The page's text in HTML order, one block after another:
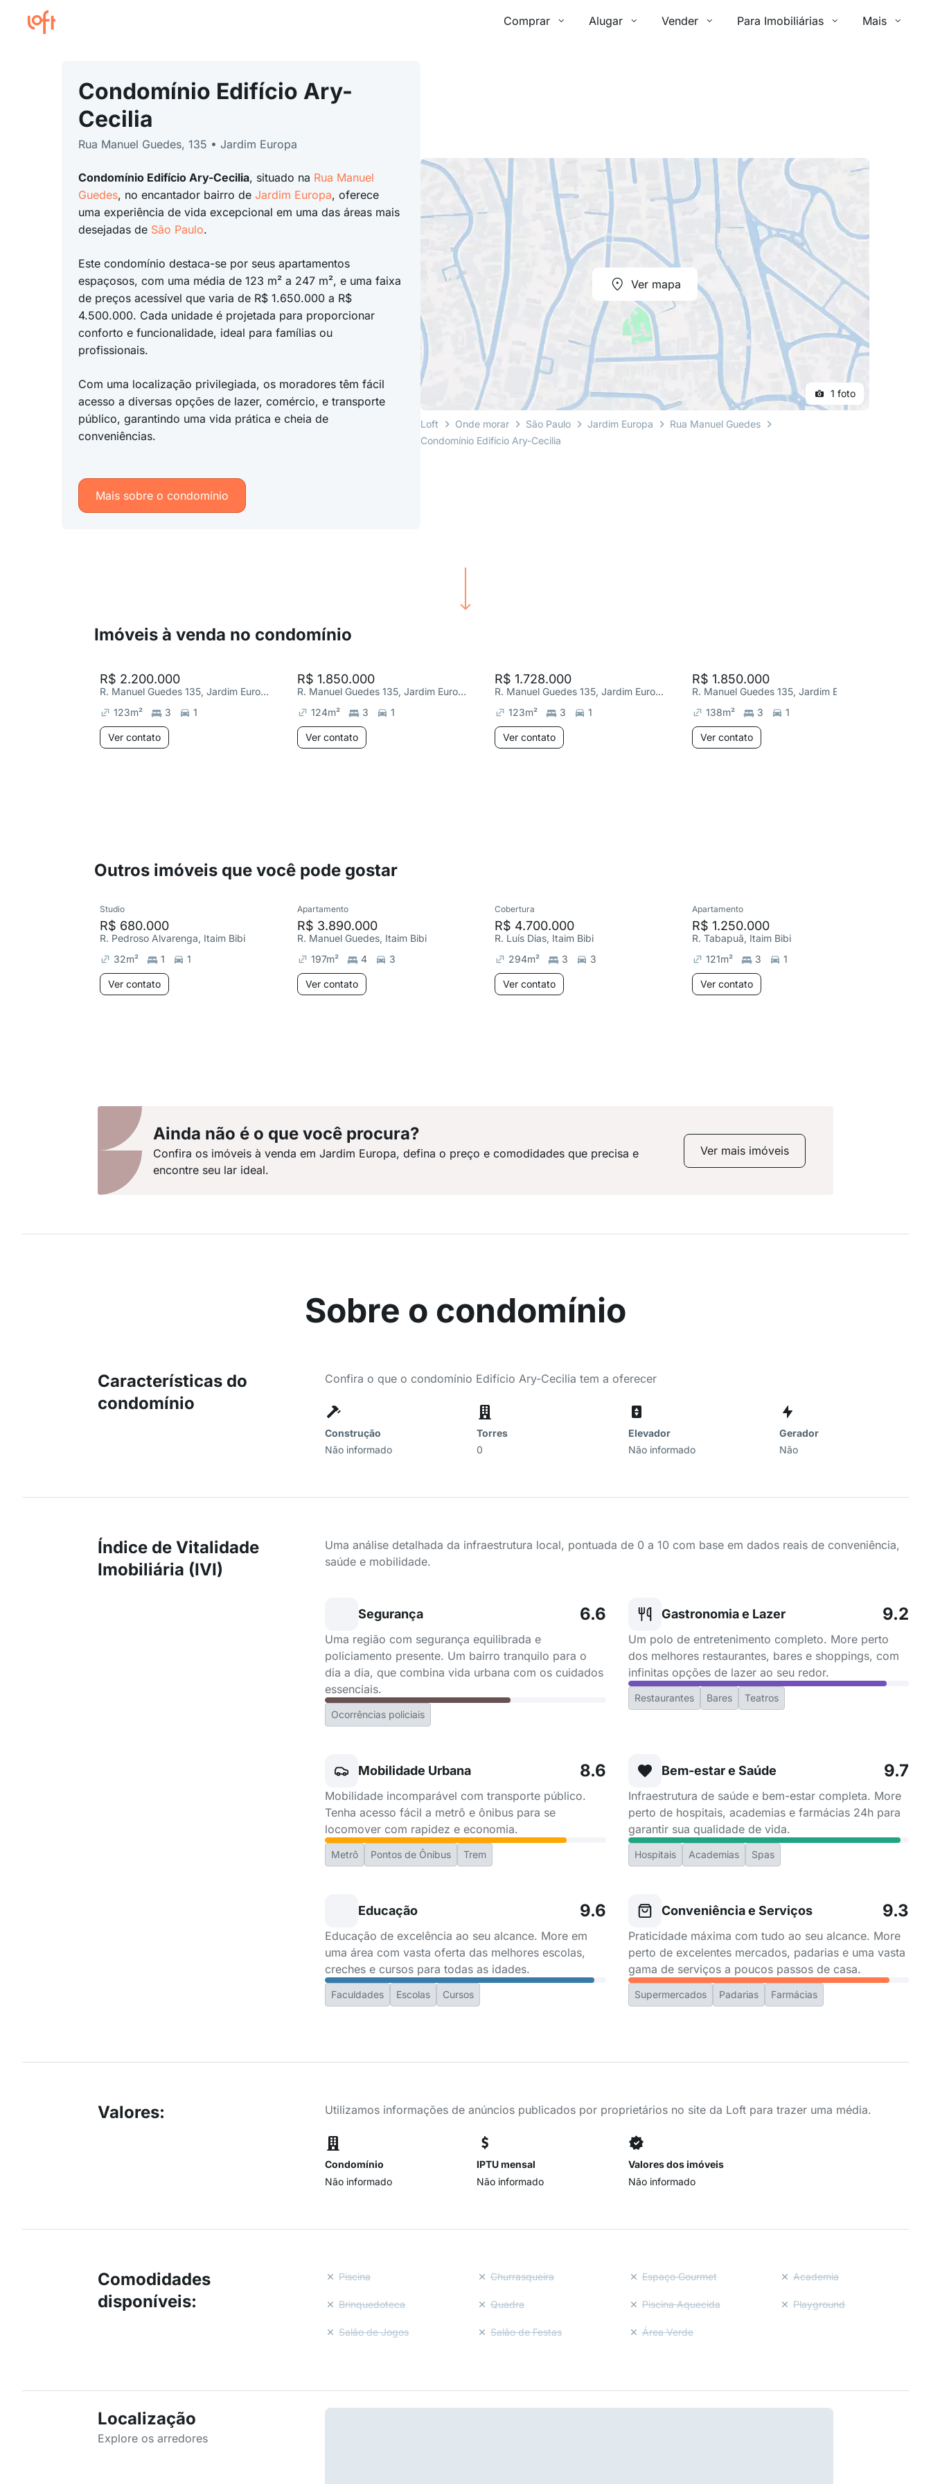
Comprar Alugar Vender Para Imobiliárias Mais
Condomínio Edifício Ary-
Cecilia
Rua Manuel Guedes, 135 • Jardim Europa
Condomínio Edifício Ary-Cecilia, situado na Rua Manuel
Guedes, no encantador bairro de Jardim Europa, oferece
uma experiência de vida excepcional em uma das áreas mais
desejadas de São Paulo.
Este condomínio destaca-se por seus apartamentos
espaçosos, com uma média de 123 m² a 247 m², e uma faixa
de preços acessível que varia de R$ 1.650.000 a R$
4.500.000. Cada unidade é projetada para proporcionar
conforto e funcionalidade, ideal para famílias ou
profissionais.
Com uma localização privilegiada, os moradores têm fácil
acesso a diversas opções de lazer, comércio, e transporte
público, garantindo uma vida prática e cheia de
conveniências.
Mais sobre o condomínio
Ver mapa
1 foto
Loft Onde morar São Paulo Jardim Europa
Rua Manuel Guedes
Condomínio Edifício Ary-Cecilia
Imóveis à venda no condomínio
R$ 2.200.000
R. Manuel Guedes 135, Jardim Europa
123m² 3 1
Ver contato
R$ 1.850.000
R. Manuel Guedes 135, Jardim Europa
124m² 3 1
Ver contato
R$ 1.728.000
R. Manuel Guedes 135, Jardim Europa
123m² 3 1
Ver contato
R$ 1.850.000
138m² 3 1
Ver contato
Outros imóveis que você pode gostar
Studio
R$ 680.000
R. Pedroso Alvarenga, Itaim Bibi
32m² 1 1
Ver contato
Apartamento
R$ 3.890.000
R. Manuel Guedes, Itaim Bibi
197m² 4 3
Ver contato
Cobertura
R$ 4.700.000
R. Luís Dias, Itaim Bibi
294m² 3 3
Ver contato
Apartamento
R$ 1.250.000
R. Tabapuã, Itaim Bibi
121m² 3 1
Ver contato
Ainda não é o que você procura?
Confira os imóveis à venda em Jardim Europa, defina o preço e comodidades que precisa e
encontre seu lar ideal.
Ver mais imóveis
Sobre o condomínio
Características do
condomínio
Confira o que o condomínio Edifício Ary-Cecilia tem a oferecer
Construção
Não informado
Torres
0
Elevador
Não informado
Gerador
Não
Índice de Vitalidade
Imobiliária (IVI)
Uma análise detalhada da infraestrutura local, pontuada de 0 a 10 com base em dados reais de conveniência,
saúde e mobilidade.
Segurança 6.6
Uma região com segurança equilibrada e
policiamento presente. Um bairro tranquilo para o
dia a dia, que combina vida urbana com os cuidados
essenciais.
Ocorrências policiais
Gastronomia e Lazer 9.2
Um polo de entretenimento completo. More perto
dos melhores restaurantes, bares e shoppings, com
infinitas opções de lazer ao seu redor.
Restaurantes Bares Teatros
Mobilidade Urbana 8.6
Mobilidade incomparável com transporte público.
Tenha acesso fácil a metrô e ônibus para se
locomover com rapidez e economia.
Metrô Pontos de Ônibus Trem
Bem-estar e Saúde 9.7
Infraestrutura de saúde e bem-estar completa. More
perto de hospitais, academias e farmácias 24h para
garantir sua qualidade de vida.
Hospitais Academias Spas
Educação 9.6
Educação de excelência ao seu alcance. More em
uma área com vasta oferta das melhores escolas,
creches e cursos para todas as idades.
Faculdades Escolas Cursos
Conveniência e Serviços 9.3
Praticidade máxima com tudo ao seu alcance. More
perto de excelentes mercados, padarias e uma vasta
gama de serviços a poucos passos de casa.
Supermercados Padarias Farmácias
Valores: Utilizamos informações de anúncios publicados por proprietários no site da Loft para trazer uma média.
Condomínio
Não informado
IPTU mensal
Não informado
Valores dos imóveis
Não informado
Comodidades
disponíveis:
Piscina Churrasqueira Espaço Gourmet Academia
Brinquedoteca Quadra Piscina Aquecida Playground
Salão de Jogos Salão de Festas Área Verde
Localização
Explore os arredores